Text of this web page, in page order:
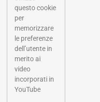
questo cookie
per
memorizzare
le preferenze
dell’utente in
merito ai
video
incorporati in
YouTube